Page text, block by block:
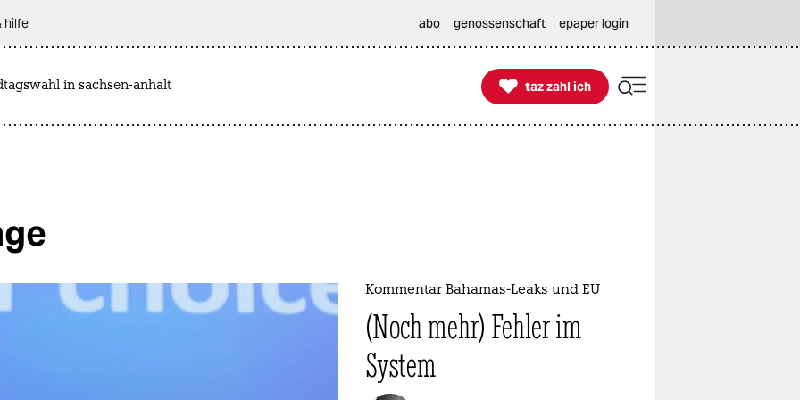
hilfe abo genossenschaft epaper login
in sachsen-anhalt 
taz zahl ich
taz zahl ich
Kommentar Bahamas-Leaks und EU
(Noch mehr) Fehler im
System